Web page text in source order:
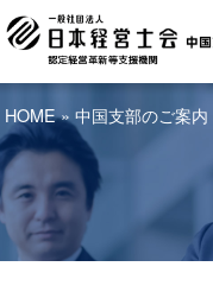
HOME»中国支部のご案内